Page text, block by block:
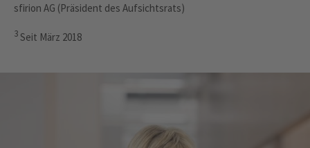
sfirion AG (Präsident des Aufsichtsrats)
3Seit März 2018